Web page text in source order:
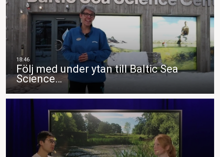
Följ med under ytan till Baltic Sea
Science…